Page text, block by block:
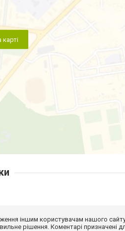
іншим користувачам нашого
рішення. Коментарі призначені